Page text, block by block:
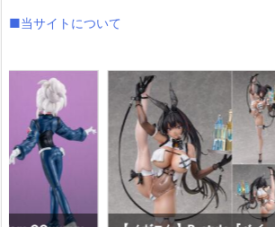
■当サイトについて